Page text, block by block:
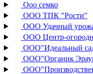
Ооо семко
ООО ТПК "Рости"
ООО Удачный
ООО Центр-
ООО"Идеальный
ООО"Органик